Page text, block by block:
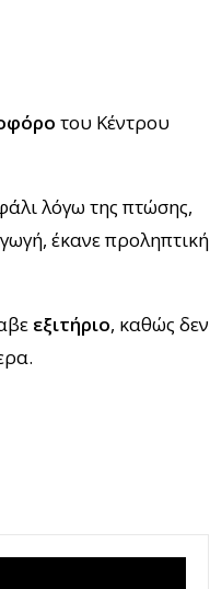
του Κέντρου
λόγω της πτώσης,
έκανε προληπτική
εξιτήριο, καθώς δεν